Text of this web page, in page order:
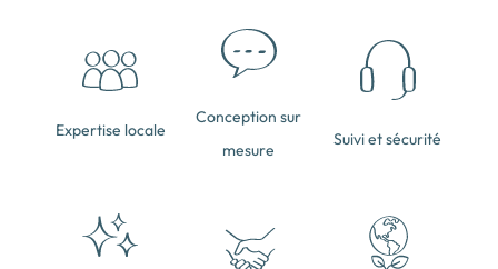
Expertise locale
Conception sur
mesure
Suivi et sécurité